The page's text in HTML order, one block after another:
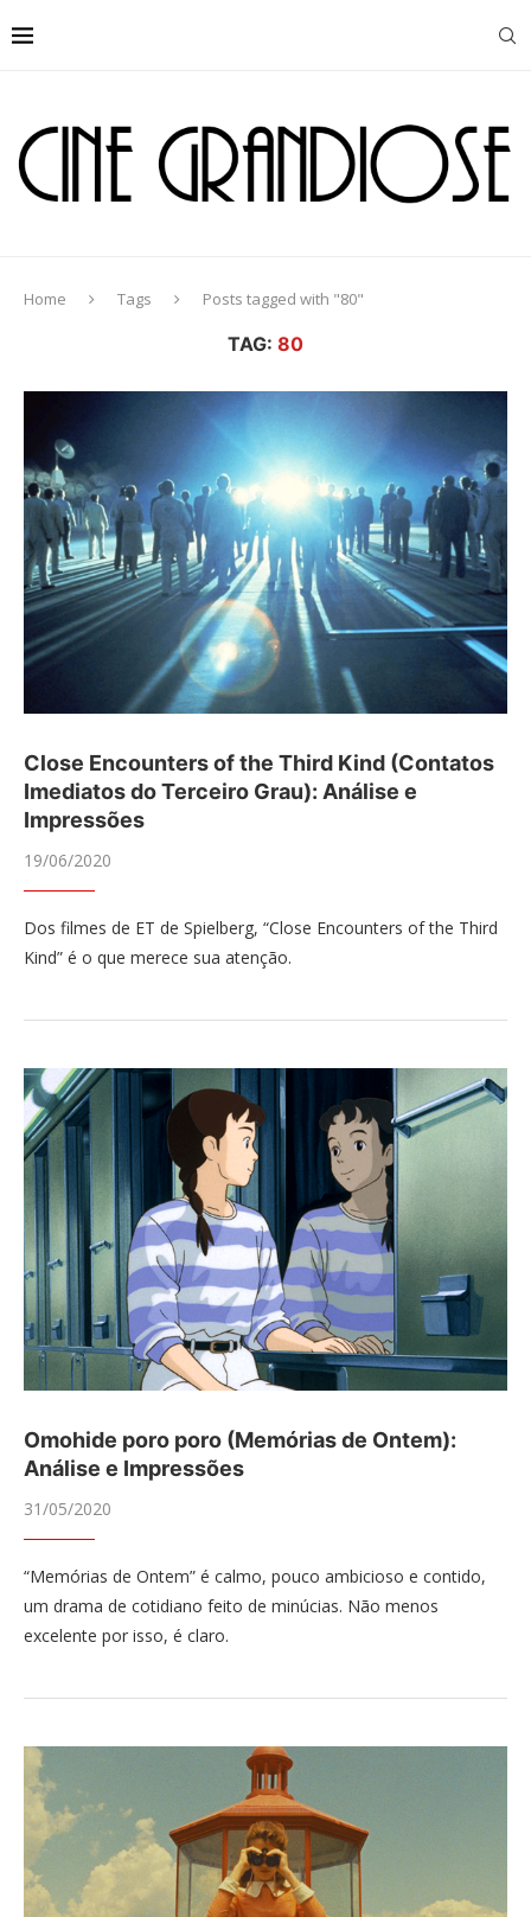
Home Tags Posts tagged with "80"
TAG: 80
Close Encounters of the Third Kind (Contatos
Imediatos do Terceiro Grau): Análise e
Impressões
19/06/2020
Dos filmes de ET de Spielberg, “Close Encounters of the Third
Kind” é o que merece sua atenção.
Omohide poro poro (Memórias de Ontem):
Análise e Impressões
31/05/2020
“Memórias de Ontem” é calmo, pouco ambicioso e contido,
um drama de cotidiano feito de minúcias. Não menos
excelente por isso, é claro.